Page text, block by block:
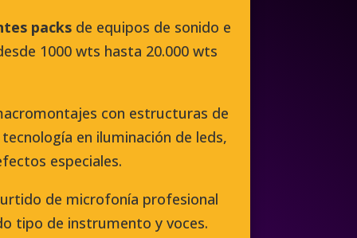
packs de equipos de sonido e
1000 wts hasta 20.000 wts
con estructuras de
en iluminación de leds,
especiales.
de microfonía profesional
tipo de instrumento y voces.